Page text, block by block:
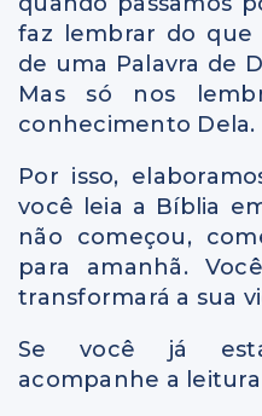
faz lembrar do que
de uma Palavra de
Mas só nos
conhecimento Dela.
Por isso,
você leia a Bíblia
não começou,
para amanhã.
transformará a sua
Se você já
acompanhe a